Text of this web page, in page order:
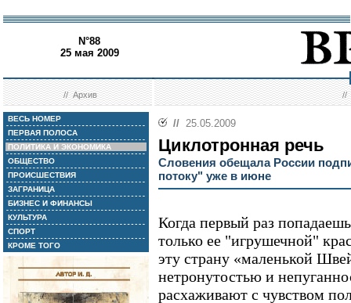
N°88
25 мая 2009
//Архив //
ВЕСЬ НОМЕР
ПЕРВАЯ ПОЛОСА
ПОЛИТИКА И ЭКОНОМИКА
ОБЩЕСТВО
ПРОИСШЕСТВИЯ
ЗАГРАНИЦА
БИЗНЕС И ФИНАНСЫ
КУЛЬТУРА
СПОРТ
КРОМЕ ТОГО
// 25.05.2009
Циклотронная речь
Словения обещала России
потоку" уже в июне
Когда первый раз
только ее "игрушечной"
эту страну «маленькой
нетронутостью и
расхаживают с чувством